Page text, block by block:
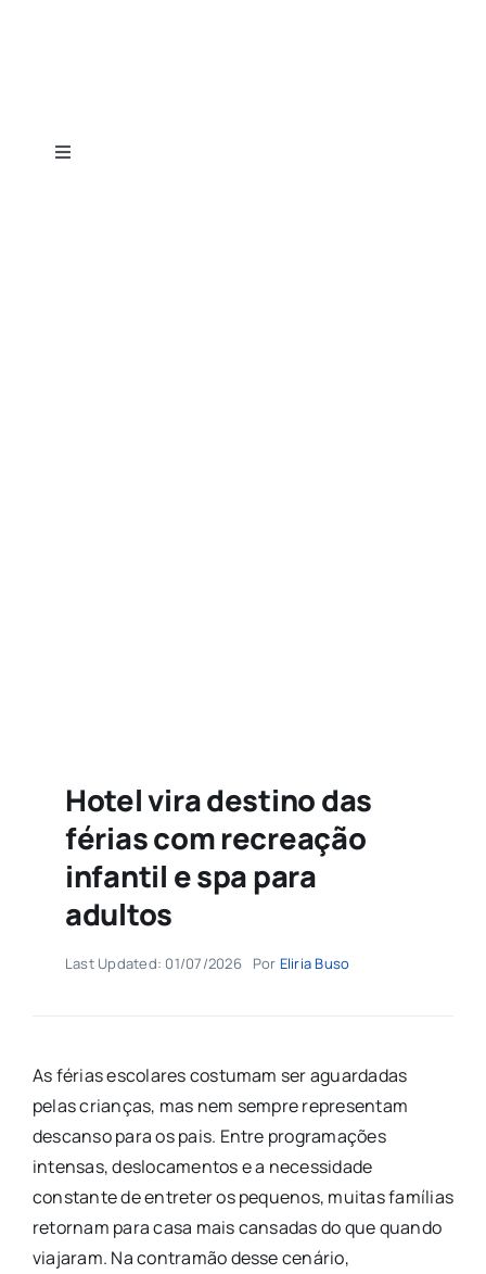
Toggle
Hotel vira destino das
férias com recreação
infantil e spa para
adultos
Last Updated: 01/07/2026 Por Eliria Buso
As férias escolares costumam ser aguardadas
pelas crianças, mas nem sempre representam
descanso para os pais. Entre programações
intensas, deslocamentos e a necessidade
constante de entreter os pequenos, muitas famílias
retornam para casa mais cansadas do que quando
viajaram. Na contramão desse cenário,